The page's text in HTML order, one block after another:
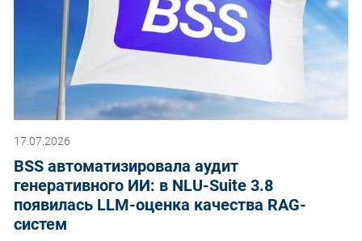
17.07.2026
BSS автоматизировала аудит
генеративного ИИ: в NLU-Suite 3.8
появилась LLM-оценка качества RAG-
систем